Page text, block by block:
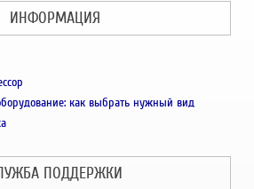
ИНФОРМАЦИЯ
как выбрать нужный вид
ПОДДЕРЖКИ